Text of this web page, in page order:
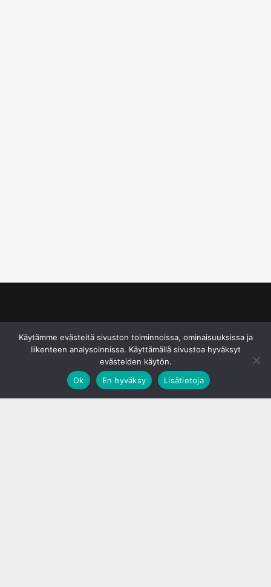
Käytämme evästeitä sivuston toiminnoissa, ominaisuuksissa ja
liikenteen analysoinnissa. Käyttämällä sivustoa hyväksyt
evästeiden käytön.
Ok
En hyväksy Lisätietoja